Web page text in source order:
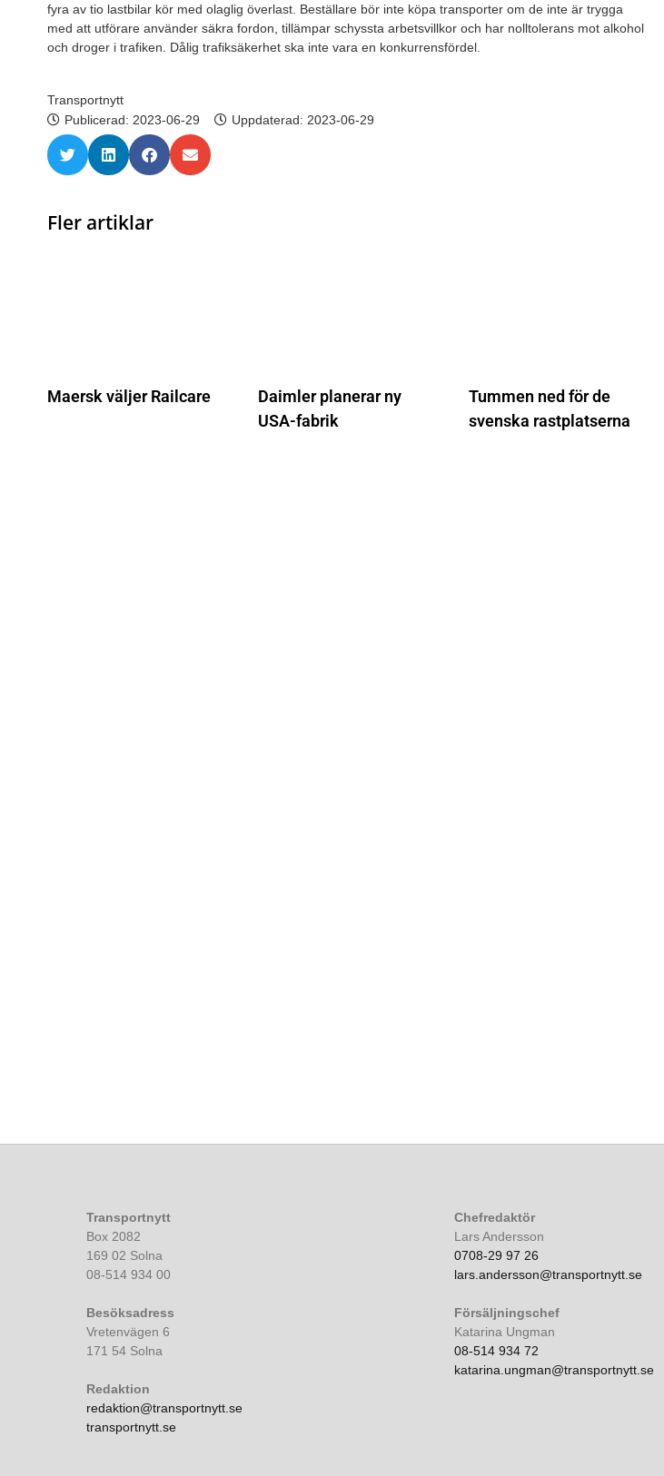
fyra av tio lastbilar kör med olaglig överlast. Beställare bör inte köpa transporter om de inte är trygga
med att utförare använder säkra fordon, tillämpar schyssta arbetsvillkor och har nolltolerans mot alkohol
och droger i trafiken. Dålig trafiksäkerhet ska inte vara en konkurrensfördel.
Transportnytt
Publicerad: 2023-06-29 Uppdaterad: 2023-06-29
Fler artiklar
Maersk väljer Railcare
Daimler planerar ny
USA-fabrik
Tummen ned för de
svenska rastplatserna
Transportnytt
Box 2082
169 02 Solna
08-514 934 00
Besöksadress
Vretenvägen 6
171 54 Solna
Redaktion
redaktion@transportnytt.se
transportnytt.se
Chefredaktör
Lars Andersson
0708-29 97 26
lars.andersson@transportnytt.se
Försäljningschef
Katarina Ungman
08-514 934 72
katarina.ungman@transportnytt.se